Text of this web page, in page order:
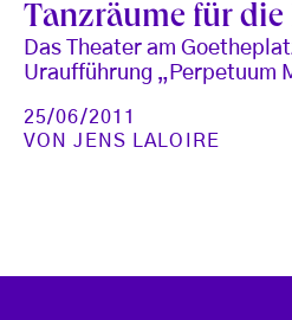
Tanzräume für die
Das Theater am
Uraufführung „Perpetuum
25/06/2011
VONJENS LALOIRE